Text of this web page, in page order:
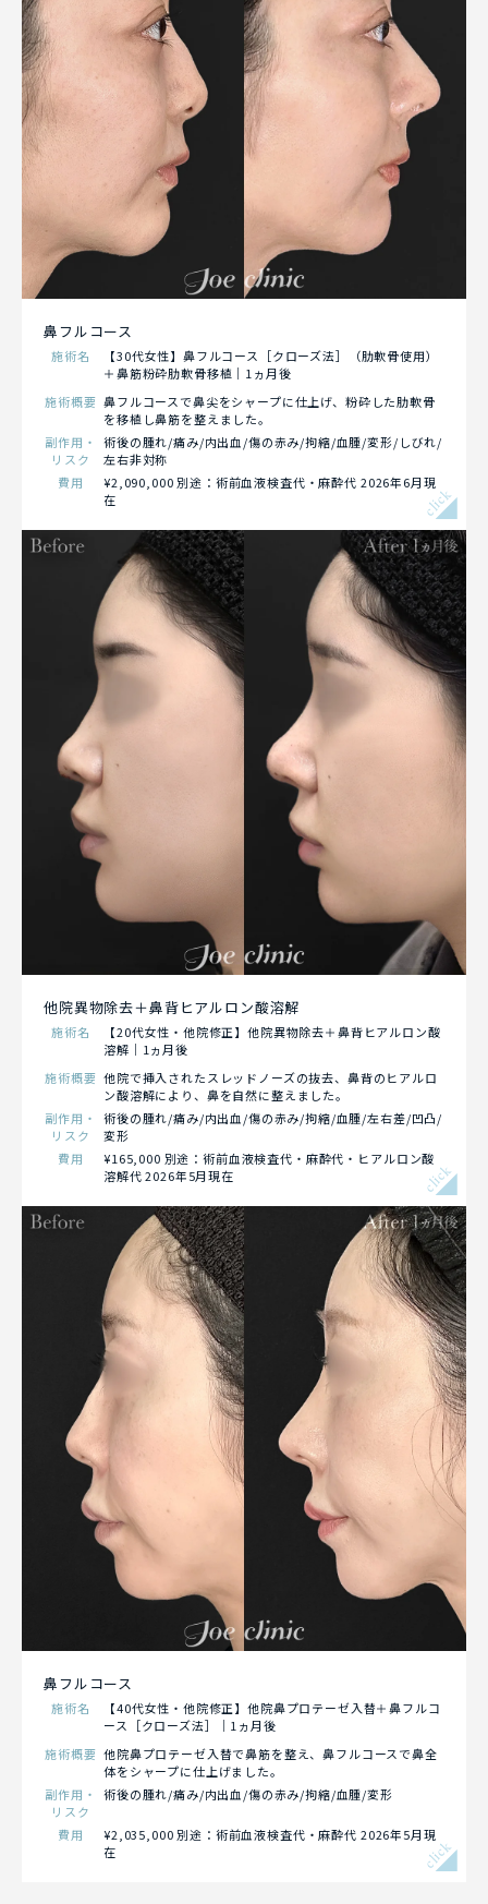
鼻フルコース
施術名
【30代女性】鼻フルコース［クローズ法］（肋軟骨使用）
＋鼻筋粉砕肋軟骨移植｜1ヵ月後
施術概要 鼻フルコースで鼻尖をシャープに仕上げ、粉砕した肋軟骨
を移植し鼻筋を整えました。
副作用・
リスク
術後の腫れ/痛み/内出血/傷の赤み/拘縮/血腫/変形/しびれ/
左右非対称
費用
¥2,090,000 別途：術前血液検査代・麻酔代 2026年6月現
在
click
他院異物除去＋鼻背ヒアルロン酸溶解
施術名
【20代女性・他院修正】他院異物除去＋鼻背ヒアルロン酸
溶解｜1ヵ月後
施術概要 他院で挿入されたスレッドノーズの抜去、鼻背のヒアルロ
ン酸溶解により、鼻を自然に整えました。
副作用・
リスク
術後の腫れ/痛み/内出血/傷の赤み/拘縮/血腫/左右差/凹凸/
変形
費用
¥165,000 別途：術前血液検査代・麻酔代・ヒアルロン酸
溶解代 2026年5月現在
click
鼻フルコース
施術名
【40代女性・他院修正】他院鼻プロテーゼ入替＋鼻フルコ
ース［クローズ法］｜1ヵ月後
施術概要 他院鼻プロテーゼ入替で鼻筋を整え、鼻フルコースで鼻全
体をシャープに仕上げました。
副作用・
リスク
術後の腫れ/痛み/内出血/傷の赤み/拘縮/血腫/変形
費用
¥2,035,000 別途：術前血液検査代・麻酔代 2026年5月現
在
click